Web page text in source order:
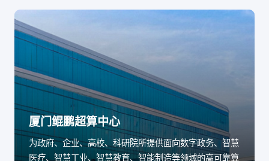
厦门鲲鹏超算中心
为政府、企业、高校、科研院所提供面向数字政务、智慧
医疗、智慧工业、智慧教育、智能制造等领域的高可靠算